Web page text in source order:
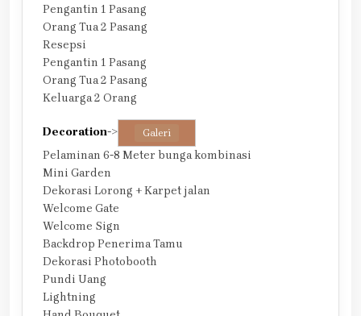
Pengantin 1 Pasang
Orang Tua 2 Pasang
Resepsi
Pengantin 1 Pasang
Orang Tua 2 Pasang
Keluarga 2 Orang
Decoration-> Galeri
Pelaminan 6-8 Meter bunga kombinasi
Mini Garden
Dekorasi Lorong + Karpet jalan
Welcome Gate
Welcome Sign
Backdrop Penerima Tamu
Dekorasi Photobooth
Pundi Uang
Lightning